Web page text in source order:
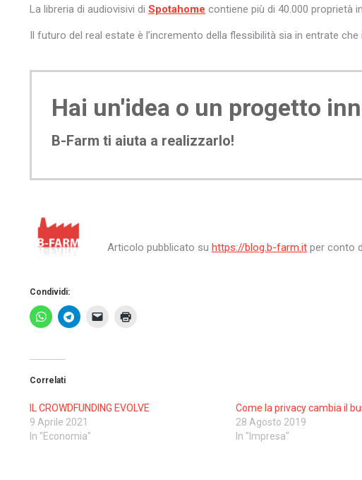
La libreria di audiovisivi di Spotahome contiene più di 40.000 proprietà
Il futuro del real estate è l’incremento della flessibilità sia in entrate che
Hai un'idea o un progetto
B-Farm ti aiuta a realizzarlo!
Articolo pubblicato su https://blog.b-farm.it per conto
Condividi:
Correlati
IL CROWDFUNDING EVOLVE
9 Aprile 2021
In "Economia"
Come la privacy cambia il
28 Agosto 2019
In "Impresa"